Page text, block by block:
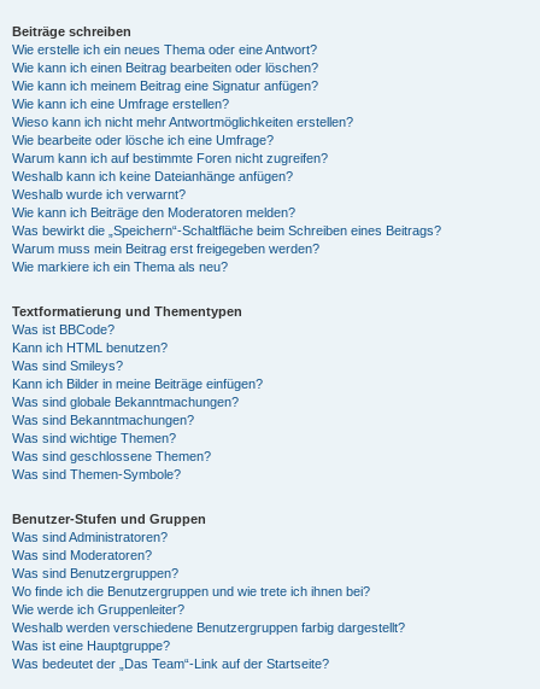
Beiträge schreiben
Wie erstelle ich ein neues Thema oder eine Antwort?
Wie kann ich einen Beitrag bearbeiten oder löschen?
Wie kann ich meinem Beitrag eine Signatur anfügen?
Wie kann ich eine Umfrage erstellen?
Wieso kann ich nicht mehr Antwortmöglichkeiten erstellen?
Wie bearbeite oder lösche ich eine Umfrage?
Warum kann ich auf bestimmte Foren nicht zugreifen?
Weshalb kann ich keine Dateianhänge anfügen?
Weshalb wurde ich verwarnt?
Wie kann ich Beiträge den Moderatoren melden?
Was bewirkt die „Speichern“-Schaltfläche beim Schreiben eines Beitrags?
Warum muss mein Beitrag erst freigegeben werden?
Wie markiere ich ein Thema als neu?
Textformatierung und Thementypen
Was ist BBCode?
Kann ich HTML benutzen?
Was sind Smileys?
Kann ich Bilder in meine Beiträge einfügen?
Was sind globale Bekanntmachungen?
Was sind Bekanntmachungen?
Was sind wichtige Themen?
Was sind geschlossene Themen?
Was sind Themen-Symbole?
Benutzer-Stufen und Gruppen
Was sind Administratoren?
Was sind Moderatoren?
Was sind Benutzergruppen?
Wo finde ich die Benutzergruppen und wie trete ich ihnen bei?
Wie werde ich Gruppenleiter?
Weshalb werden verschiedene Benutzergruppen farbig dargestellt?
Was ist eine Hauptgruppe?
Was bedeutet der „Das Team“-Link auf der Startseite?